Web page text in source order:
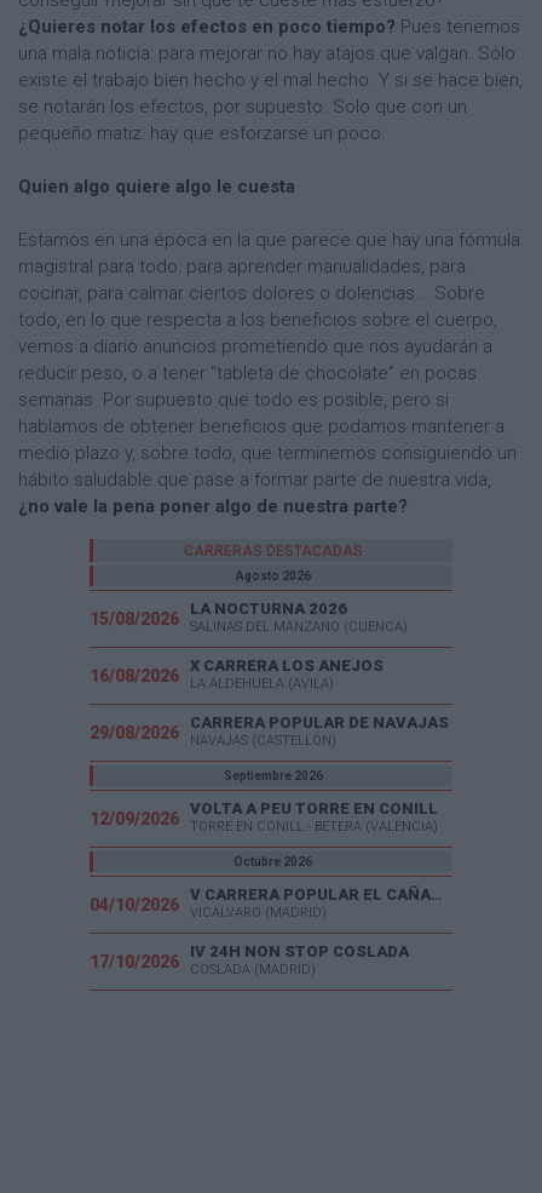
¿Quieres notar los efectos en poco tiempo? Pues tenemos
una mala noticia: para mejorar no hay atajos que valgan. Sólo
existe el trabajo bien hecho y el mal hecho. Y si se hace bien,
se notarán los efectos, por supuesto. Solo que con un
pequeño matiz: hay que esforzarse un poco.
Quien algo quiere algo le cuesta
Estamos en una época en la que parece que hay una fórmula
magistral para todo: para aprender manualidades, para
cocinar, para calmar ciertos dolores o dolencias... Sobre
todo, en lo que respecta a los beneficios sobre el cuerpo,
vemos a diario anuncios prometiendo que nos ayudarán a
reducir peso, o a tener “tableta de chocolate” en pocas
semanas. Por supuesto que todo es posible, pero si
hablamos de obtener beneficios que podamos mantener a
medio plazo y, sobre todo, que terminemos consiguiendo un
hábito saludable que pase a formar parte de nuestra vida,
¿no vale la pena poner algo de nuestra parte?
CARRERAS DESTACADAS
Agosto 2026
15/08/2026
LA NOCTURNA 2026
SALINAS DEL MANZANO (CUENCA)
16/08/2026
X CARRERA LOS ANEJOS
LA ALDEHUELA (AVILA)
29/08/2026
CARRERA POPULAR DE NAVAJAS
NAVAJAS (CASTELLÓN)
Septiembre 2026
12/09/2026
VOLTA A PEU TORRE EN CONILL
TORRE EN CONILL - BETERA (VALENCIA)
Octubre 2026
04/10/2026
V CARRERA POPULAR EL CAÑAVERAL
VICÁLVARO (MADRID)
17/10/2026
IV 24H NON STOP COSLADA
COSLADA (MADRID)